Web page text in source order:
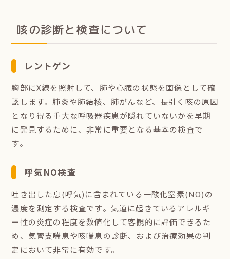
咳の診断と検査について
レントゲン
胸部にX線を照射して、肺や心臓の状態を画像として確
認します。肺炎や肺結核、肺がんなど、長引く咳の原因
となり得る重大な呼吸器疾患が隠れていないかを早期
に発見するために、非常に重要となる基本の検査で
す。
呼気NO検査
吐き出した息(呼気)に含まれている一酸化窒素(NO)の
濃度を測定する検査です。気道に起きているアレルギ
ー性の炎症の程度を数値化して客観的に評価できるた
め、気管支喘息や咳喘息の診断、および治療効果の判
定において非常に有効です。